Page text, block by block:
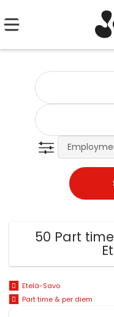
50 Part
Etelä-Savo
Part time & per diem